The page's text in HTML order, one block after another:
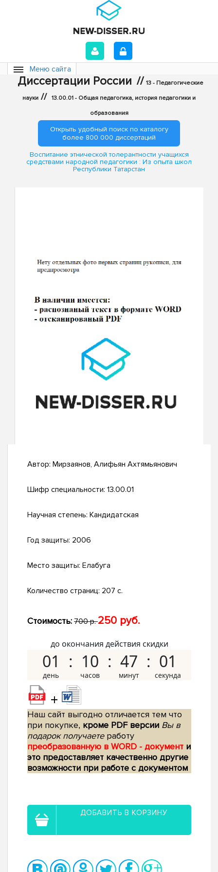
Меню сайта
Диссертации России // 13 - Педагогические
науки // 13.00.01 - Общая педагогика, история педагогики и
образования
Открыть удобный поиск по каталогу
более 800 000 диссертаций
Воспитание этнической толерантности учащихся
средствами народной педагогики : Из опыта школ
Республики Татарстан
Автор: Мирзаянов, Алифьян Ахтямьянович
Шифр специальности: 13.00.01
Научная степень: Кандидатская
Год защиты: 2006
Место защиты: Елабуга
Количество страниц: 207 с.
Стоимость: 700 р.250 руб.
до окончания действия скидки
01 10 47 00
+
Наш сайт выгодно отличается тем что
при покупке, кроме PDF версии Вы в
подарок получаетеработу
преобразованную в WORD - документ и
это предоставляет качественно другие
возможности при работе с документом
ДОБАВИТЬ В КОРЗИНУ